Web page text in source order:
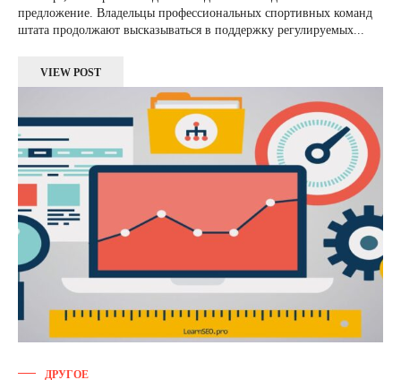
предложение. Владельцы профессиональных спортивных команд
штата продолжают высказываться в поддержку регулируемых...
VIEW POST
ДРУГОЕ